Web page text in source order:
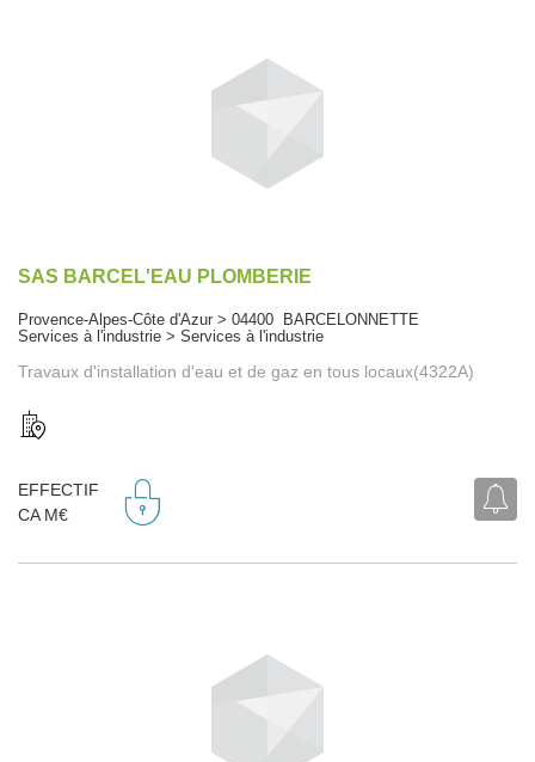
SAS BARCEL'EAU PLOMBERIE
Provence-Alpes-Côte d'Azur > 04400 BARCELONNETTE
Services à l'industrie > Services à l'industrie
Travaux d'installation d'eau et de gaz en tous locaux(4322A)
EFFECTIF
CA M€